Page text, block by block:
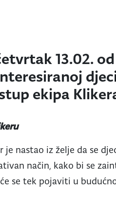
13.02.
ekipa
je nastao iz želje da se
način, kako bi se
se tek pojaviti u